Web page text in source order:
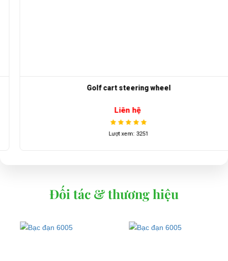
Golf cart steering wheel
Liên hệ
Lượt xem: 3251
Đối tác & thương hiệu